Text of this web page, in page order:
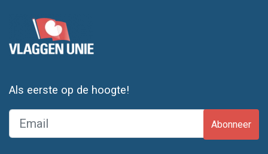
Als eerste op de hoogte!
Abonneer